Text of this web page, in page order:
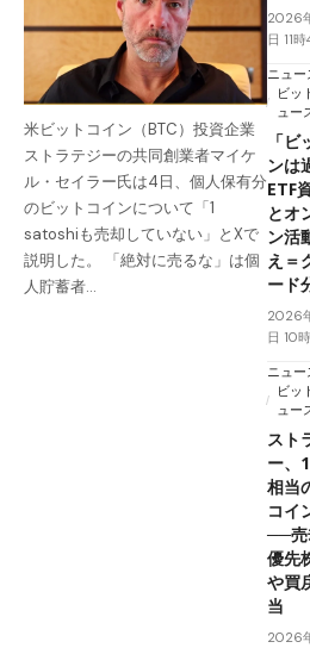
米ビットコイン（BTC）投資企業
ストラテジーの共同創業者マイケ
ル・セイラー氏は4日、個人保有分
のビットコインについて「1
satoshiも売却していない」とXで
説明した。 「絶対に売るな」は個
人貯蓄者…
2026
日 11
ニュー
ビッ
ュー
「
ンは
ETF
とオ
ン活
え＝
ード
2026
日 10
ニュー
ビッ
ュー
スト
ー、
相当
コイ
──売
優先
や買
当
2026